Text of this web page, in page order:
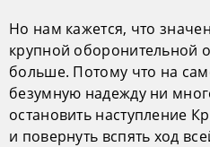
Но нам кажется, что
крупной оборонительной
больше. Потому что на
безумную надежду ни
остановить наступление
и повернуть вспять ход